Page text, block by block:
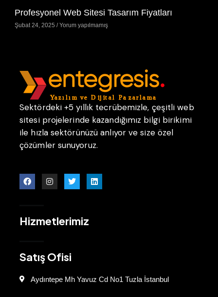
Profesyonel Web Sitesi Tasarım Fiyatları
Şubat 24, 2025 Yorum yapılmamış
Sektördeki +5 yıllık tecrübemizle, çeşitli web
sitesi projelerinde kazandığımız bilgi birikimi
ile hızla sektörünüzü anlıyor ve size özel
çözümler sunuyoruz.
Hizmetlerimiz
Satış Ofisi
Aydıntepe Mh Yavuz Cd No1 Tuzla İstanbul